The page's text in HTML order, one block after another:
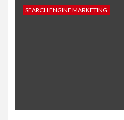
SEARCH ENGINE MARKETING